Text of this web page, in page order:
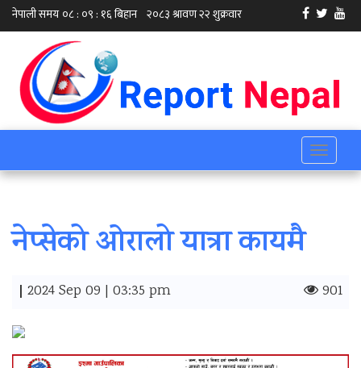
Toggle
नेप्सेको ओरालो यात्रा कायमै
| 2024 Sep 09 | 03:35 pm 901